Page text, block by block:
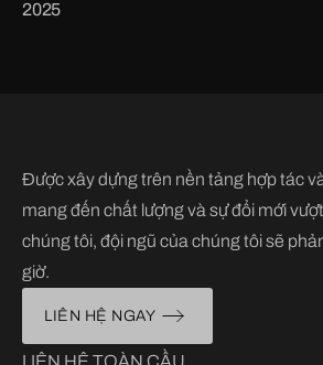
2025
Được xây dựng trên nền tảng hợp tác
mang đến chất lượng và sự đổi mới
chúng tôi, đội ngũ của chúng tôi sẽ
giờ.
LIÊN HỆ NGAY